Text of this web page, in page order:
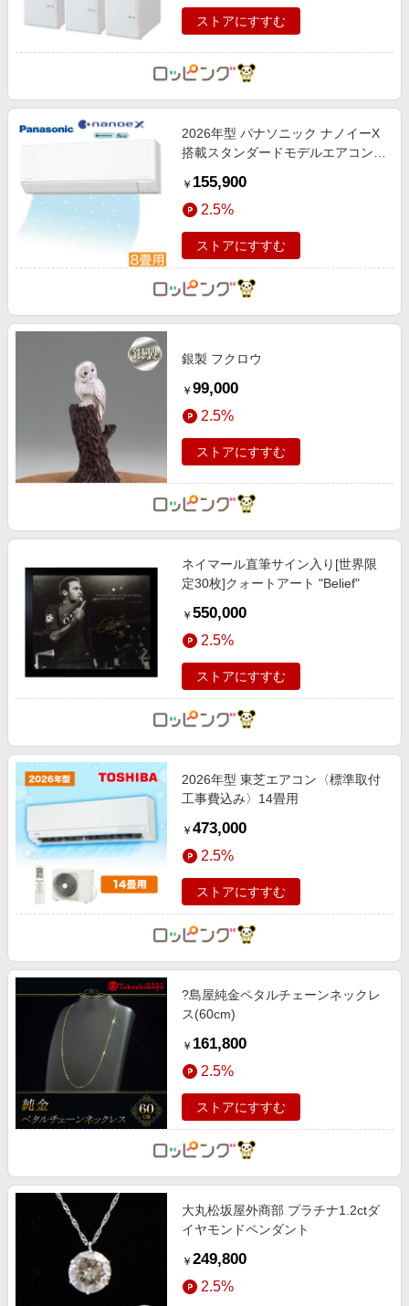
ストアにすすむ
2026年型 パナソニック ナノイーX
搭載スタンダードモデルエアコン
8畳用
￥ 155,900
2.5%
ストアにすすむ
銀製 フクロウ
￥ 99,000
2.5%
ストアにすすむ
ネイマール直筆サイン入り[世界限
定30枚]クォートアート "Belief"
￥ 550,000
2.5%
ストアにすすむ
2026年型 東芝エアコン〈標準取付
工事費込み〉14畳用
￥ 473,000
2.5%
ストアにすすむ
?島屋純金ペタルチェーンネックレ
ス(60cm)
￥ 161,800
2.5%
ストアにすすむ
大丸松坂屋外商部 プラチナ1.2ctダ
イヤモンドペンダント
￥ 249,800
2.5%